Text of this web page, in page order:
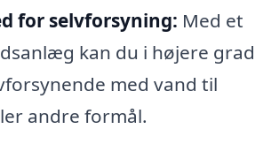
for selvforsyning: Med et
kan du i højere grad
med vand til
andre formål.